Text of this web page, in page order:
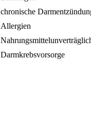
chronische
Allergien
Darmkrebsvorsorge